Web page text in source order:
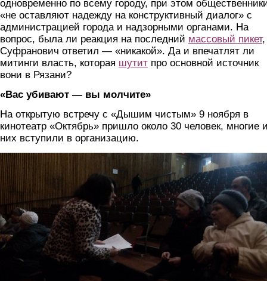
одновременно по всему городу, при этом
«не оставляют надежду на конструктивный диалог» с
администрацией города и надзорными органами. На
вопрос, была ли реакция на последний массовый пикет,
Суфранович ответил — «никакой». Да и впечатлят ли
митинги власть, которая шутит про основной источник
вони в Рязани?
«Вас убивают — вы молчите»
На открытую встречу с «Дышим чистым» 9 ноября в
кинотеатр «Октябрь» пришло около 30 человек, многие
них вступили в организацию.